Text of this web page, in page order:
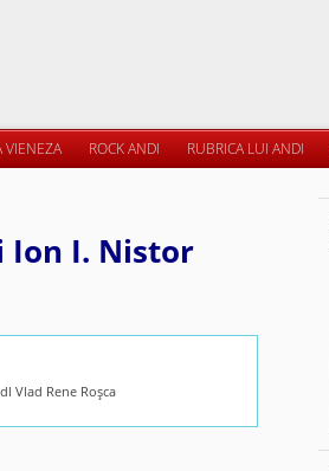
VIENEZA ROCK ANDI RUBRICA LUI ANDI
Ion I. Nistor
Vlad Rene Roşca